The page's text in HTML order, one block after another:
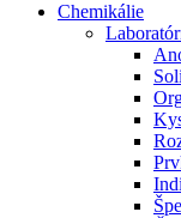
Chemikálie